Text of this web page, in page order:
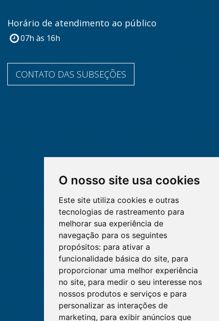
O nosso site usa cookies
Este site utiliza cookies e outras
tecnologias de rastreamento para
melhorar sua experiência de
navegação para os seguintes
propósitos: para ativar a
funcionalidade básica do site, para
proporcionar uma melhor experiência
no site, para medir o seu interesse nos
nossos produtos e serviços e para
personalizar as interações de
marketing, para exibir anúncios que
Horário de atendimento ao público
07h às 16h
CONTATO DAS SUBSEÇÕES